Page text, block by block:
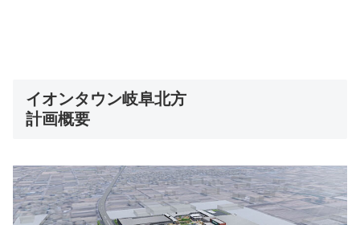
イオンタウン岐阜北方
計画概要